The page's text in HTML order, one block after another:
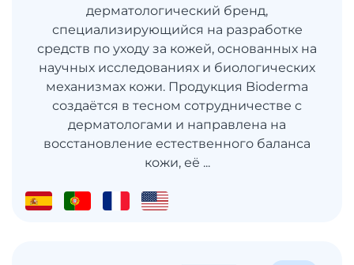
дерматологический бренд,
специализирующийся на разработке
средств по уходу за кожей, основанных на
научных исследованиях и биологических
механизмах кожи. Продукция Bioderma
создаётся в тесном сотрудничестве с
дерматологами и направлена на
восстановление естественного баланса
кожи, её ...